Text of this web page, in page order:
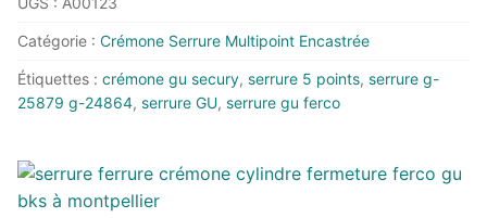
GU
5
SECURY
MR4
Catégorie : Crémone Serrure Multipoint Encastrée
Étiquettes : crémone gu secury, serrure 5 points, serrure g-
25879 g-24864, serrure GU, serrure gu ferco